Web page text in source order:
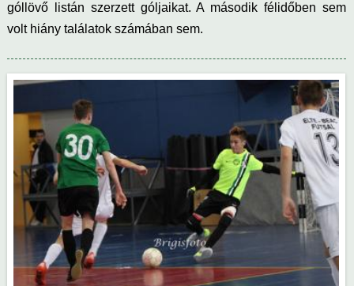
góllövő listán szerzett góljaikat. A második félidőben sem
volt hiány találatok számában sem.